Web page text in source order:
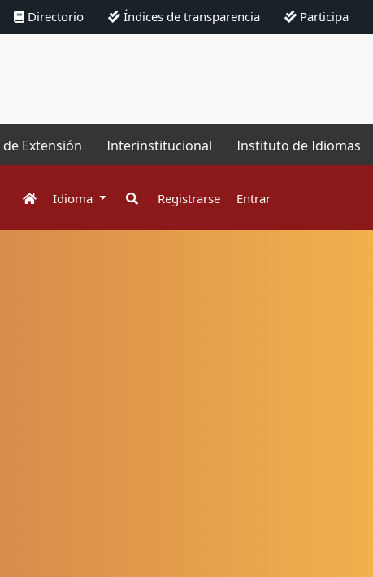
Directorio Índices de transparencia Participa
Extensión Interinstitucional Instituto de Idiomas
Idioma Registrarse Entrar